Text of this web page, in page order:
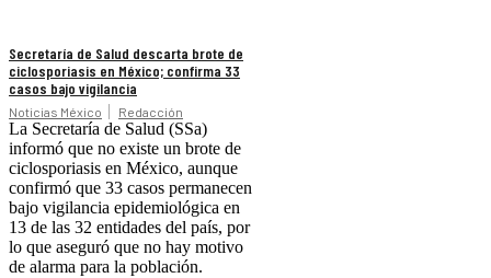
Secretaría de Salud descarta brote de
ciclosporiasis en México; confirma 33
casos bajo vigilancia
Noticias México Redacción
La Secretaría de Salud (SSa)
informó que no existe un brote de
ciclosporiasis en México, aunque
confirmó que 33 casos permanecen
bajo vigilancia epidemiológica en
13 de las 32 entidades del país, por
lo que aseguró que no hay motivo
de alarma para la población.